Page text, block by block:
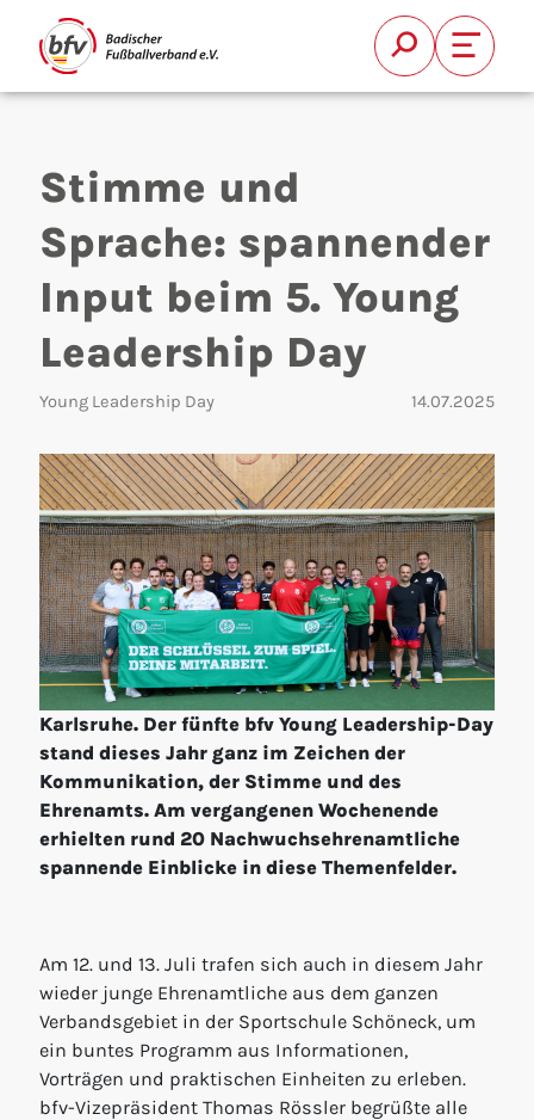
SucheFont
Stimme und
Sprache: spannender
Input beim 5. Young
Leadership Day
Young Leadership Day 14.07.2025
Karlsruhe. Der fünfte bfv Young Leadership-Day
stand dieses Jahr ganz im Zeichen der
Kommunikation, der Stimme und des
Ehrenamts. Am vergangenen Wochenende
erhielten rund 20 Nachwuchsehrenamtliche
spannende Einblicke in diese Themenfelder.
Am 12. und 13. Juli trafen sich auch in diesem Jahr
wieder junge Ehrenamtliche aus dem ganzen
Verbandsgebiet in der Sportschule Schöneck, um
ein buntes Programm aus Informationen,
Vorträgen und praktischen Einheiten zu erleben.
bfv-Vizepräsident Thomas Rössler begrüßte alle
Suchen